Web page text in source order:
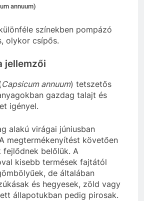
annuum)
színekben pompázó
olykor csípős.
jellemzői
Capsicum annuum) tetszetős
gazdag talajt és
igényel.
alakú virágai júniusban
megtermékenyítést követően
fejlődnek belőlük. A
kisebb termések fajtától
de általában
és hegyesek, zöld vagy
állapotukban pedig pirosak.